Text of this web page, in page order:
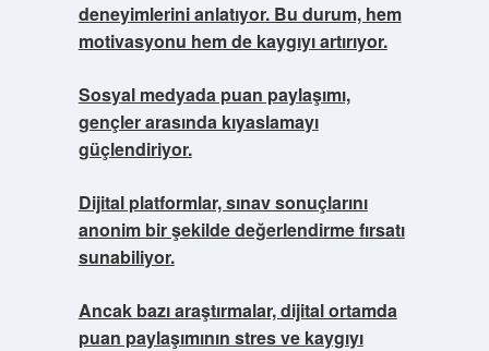
deneyimlerini anlatıyor. Bu durum, hem
motivasyonu hem de kaygıyı artırıyor.
Sosyal medyada puan paylaşımı,
gençler arasında kıyaslamayı
güçlendiriyor.
Dijital platformlar, sınav sonuçlarını
anonim bir şekilde değerlendirme fırsatı
sunabiliyor.
Ancak bazı araştırmalar, dijital ortamda
puan paylaşımının stres ve kaygıyı